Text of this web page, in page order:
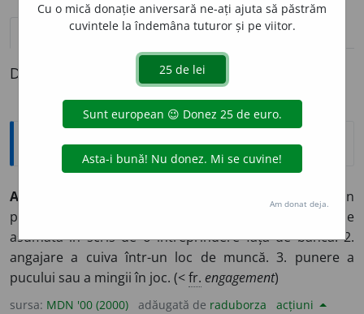
definiții (1) pronunțievolume_up (50)
Definiția cu ID-ul 448101:
Explicative DEX
ANGAJAM
1. obligație luată de cineva din
proprie inițiativă; promisiune solemnă. ◊ obligație
asumată în scris de o întreprindere față de bancă. 2.
angajare a cuiva într-un loc de muncă. 3. punere a
pucului sau a mingii în joc. (<fr. engagement)
sursa: MDN '00 (2000) adăugată de raduborza acțiuni
Cu o mică donație aniversară ne-ați ajuta să păstrăm
cuvintele la îndemâna tuturor și pe viitor.
Am donat deja.